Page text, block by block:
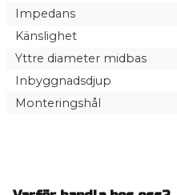
Impedans
Känslighet
Yttre diameter midbas
Inbyggnadsdjup
Monteringshål